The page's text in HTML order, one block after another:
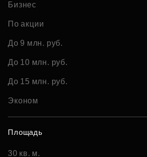
Бизнес
По акции
До 9 млн. руб.
До 10 млн. руб.
До 15 млн. руб.
Эконом
Площадь
30 кв. м.